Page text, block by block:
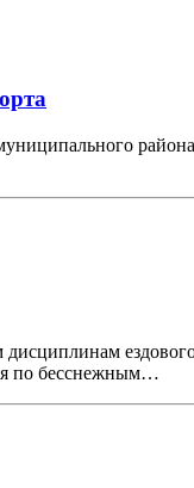
муниципального
по бесснежным…